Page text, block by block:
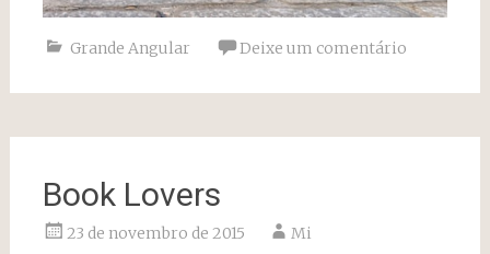
Grande Angular Deixe um comentário
Book Lovers
23 de novembro de 2015 Mi